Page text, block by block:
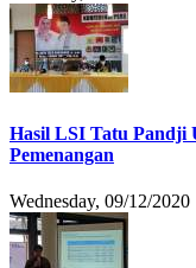
Hasil LSI Tatu Pandji
Pemenangan
Wednesday, 09/12/2020